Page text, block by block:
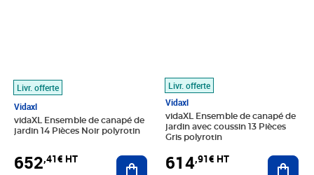
Livr. offerte
Vidaxl
vidaXL Ensemble de canapé de
jardin 14 Pièces Noir polyrotin
652,41€ HT Ajouter au panier
Livr. offerte
Vidaxl
vidaXL Ensemble de canapé de
jardin avec coussin 13 Pièces
Gris polyrotin
614,91€ HT